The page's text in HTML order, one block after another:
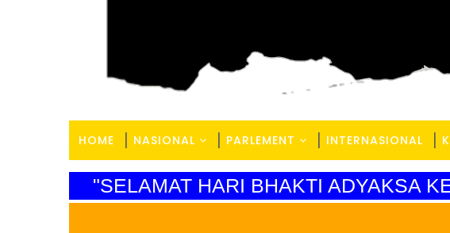
HOME NASIONAL PARLEMENT INTERNASIONAL
"SELAMAT HARI BHAKTI ADYAKSA